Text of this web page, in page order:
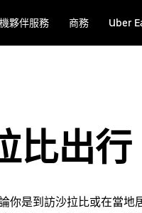
夥伴服務 商務 Uber
比出行
你是到訪沙拉比或在當地